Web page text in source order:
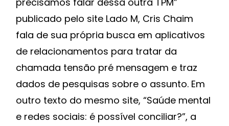
publicado pelo site Lado M, Cris Chaim
fala de sua própria busca em aplicativos
de relacionamentos para tratar da
chamada tensão pré mensagem e traz
dados de pesquisas sobre o assunto. Em
outro texto do mesmo site, “Saúde mental
e redes sociais: é possível conciliar?”, a